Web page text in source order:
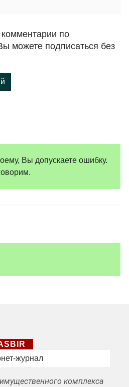
по
можете подписаться без
Вы допускаете ошибку.
журнал
комплекса